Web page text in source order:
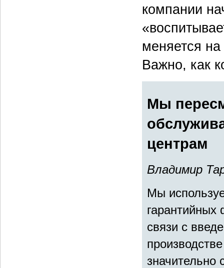
компании
меняется
Важно, как
Мы
центрам
Владимир
Мы
гарантийных
связи с
значительно